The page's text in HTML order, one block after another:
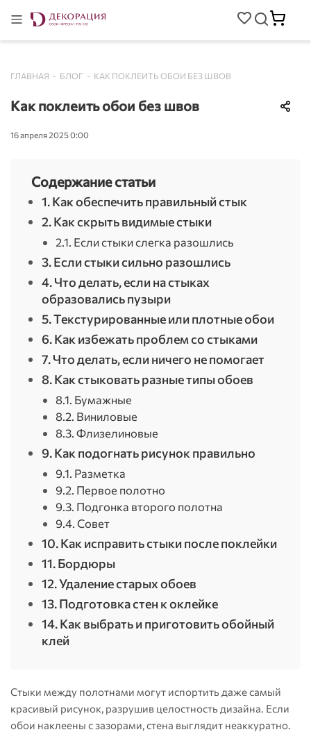
ГЛАВНАЯ - БЛОГ - КАК ПОКЛЕИТЬ ОБОИ БЕЗ ШВОВ
Как поклеить обои без швов
16 апреля 2025 0:00
Содержание статьи
1. Как обеспечить правильный стык
2. Как скрыть видимые стыки
2.1. Если стыки слегка разошлись
3. Если стыки сильно разошлись
4. Что делать, если на стыках
образовались пузыри
5. Текстурированные или плотные обои
6. Как избежать проблем со стыками
7. Что делать, если ничего не помогает
8. Как стыковать разные типы обоев
8.1. Бумажные
8.2. Виниловые
8.3. Флизелиновые
9. Как подогнать рисунок правильно
9.1. Разметка
9.2. Первое полотно
9.3. Подгонка второго полотна
9.4. Совет
10. Как исправить стыки после поклейки
11. Бордюры
12. Удаление старых обоев
13. Подготовка стен к оклейке
14. Как выбрать и приготовить обойный
клей
Стыки между полотнами могут испортить даже самый
красивый рисунок, разрушив целостность дизайна. Если
обои наклеены с зазорами, стена выглядит неаккуратно.